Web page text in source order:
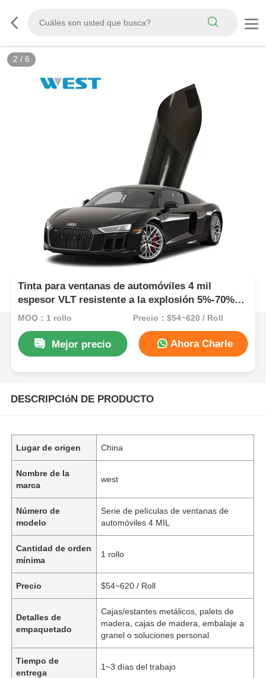
3 / 6
Tinta para ventanas de automóviles 4 mil
espesor VLT resistente a la explosión 5%-70%
UV99% Nano película de cerámica para ventanas
MOQ：1 rollo Precio：$54~620 / Roll
Mejor precio Ahora Charle
DESCRIPCIóN DE PRODUCTO
Lugar de origen China
Nombre de la
marca
west
Número de
modelo
Serie de películas de ventanas de
automóviles 4 MIL
Cantidad de orden
mínima
1 rollo
Precio $54~620 / Roll
Detalles de
empaquetado
Cajas/estantes metálicos, palets de
madera, cajas de madera, embalaje a
granel o soluciones personal
Tiempo de
entrega
1~3 días del trabajo